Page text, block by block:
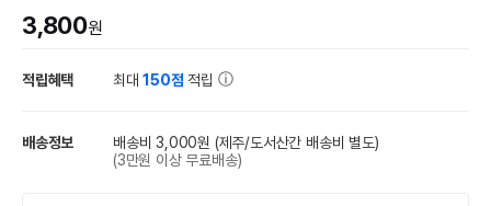
3,800원
적립혜택 최대150점 적립
배송정보 배송비 3,000원 (제주/도서산간 배송비 별도)
(3만원 이상 무료배송)